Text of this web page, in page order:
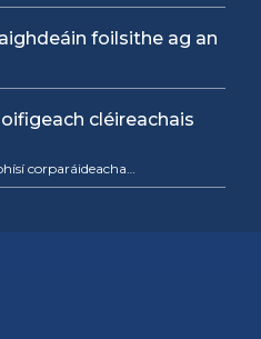
foilsithe ag an
cléireachais
corparáideacha…